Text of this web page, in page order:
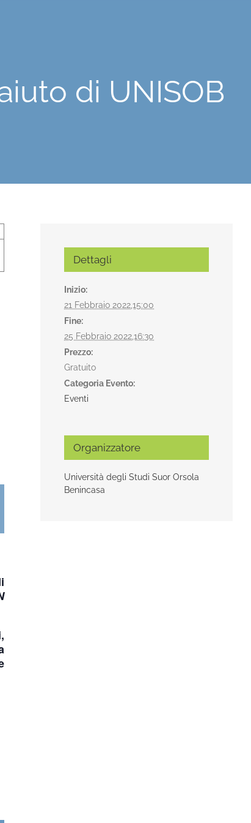
di UNISOB
Dettagli
Inizio:
21 Febbraio 2022,15:00
Fine:
25 Febbraio 2022,16:30
Prezzo:
Gratuito
Categoria Evento:
Eventi
Organizzatore
Università degli Studi Suor Orsola
Benincasa